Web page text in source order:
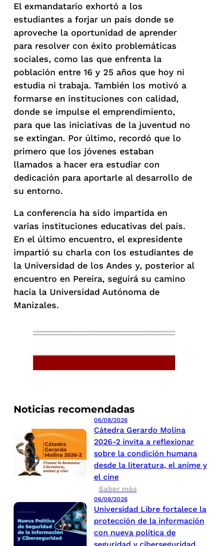
Noticias recomendadas
06/08/2026
Cátedra Gerardo Molina
2026-2 invita a reflexionar
sobre la condición humana
desde la literatura, el anime y
el cine
Saber más
06/08/2026
Universidad Libre fortalece la
protección de la información
con nueva política de
El exmandatario exhortó a los
estudiantes a forjar un país donde se
aproveche la oportunidad de aprender
para resolver con éxito problemáticas
sociales, como las que enfrenta la
población entre 16 y 25 años que hoy ni
estudia ni trabaja. También los motivó a
formarse en instituciones con calidad,
donde se impulse el emprendimiento,
para que las iniciativas de la juventud no
se extingan. Por último, recordó que lo
primero que los jóvenes estaban
llamados a hacer era estudiar con
dedicación para aportarle al desarrollo de
su entorno.
La conferencia ha sido impartida en
varias instituciones educativas del país.
En el último encuentro, el expresidente
impartió su charla con los estudiantes de
la Universidad de los Andes y, posterior al
encuentro en Pereira, seguirá su camino
hacia la Universidad Autónoma de
Manizales.